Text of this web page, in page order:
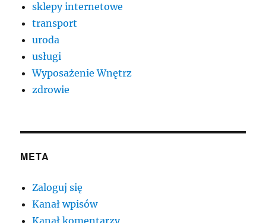
sklepy internetowe
transport
uroda
usługi
Wyposażenie Wnętrz
zdrowie
META
Zaloguj się
Kanał wpisów